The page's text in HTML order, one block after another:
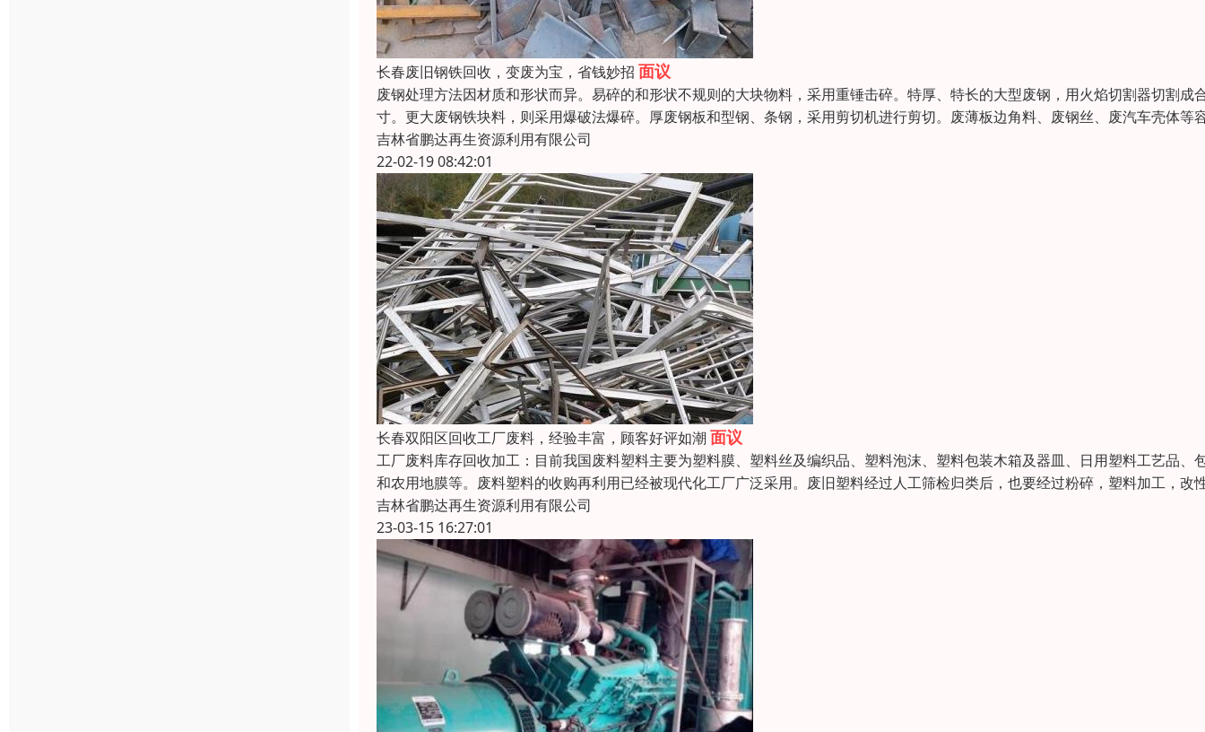
长春废旧钢铁回收，变废为宝，省钱妙招 面议
废钢处理方法因材质和形状而异。易碎的和形状不规则的大块物料，采用重锤击碎。特厚、特长的大型废钢，用火焰切割器切割成
寸。更大废钢铁块料，则采用爆破法爆碎。厚废钢板和型钢、条钢，采用剪切机进行剪切。废薄板边角料、废钢丝、废汽车壳体等
吉林省鹏达再生资源利用有限公司
22-02-19 08:42:01
长春双阳区回收工厂废料，经验丰富，顾客好评如潮 面议
工厂废料库存回收加工：目前我国废料塑料主要为塑料膜、塑料丝及编织品、塑料泡沫、塑料包装木箱及器皿、日用塑料工艺品、
和农用地膜等。废料塑料的收购再利用已经被现代化工厂广泛采用。废旧塑料经过人工筛检归类后，也要经过粉碎，塑料加工，改
吉林省鹏达再生资源利用有限公司
23-03-15 16:27:01